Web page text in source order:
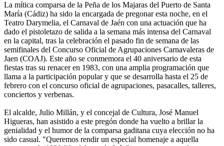
La mítica comparsa de la Peña de los Majaras del Puerto de Santa
María (Cádiz) ha sido la encargada de pregonar esta noche, en el
Teatro Darymelia, el Carnaval de Jaén con una actuación que ha
dado el pistoletazo de salida a la semana más intensa del Carnaval
en la capital, tras la celebración el pasado fin de semana de las
semifinales del Concurso Oficial de Agrupaciones Carnavaleras de
Jaen (COAJ). Este año se conmemora el 40 aniversario de esta
fiestas tras su renacer en 1983, con una amplia programación que
llama a la participación popular y que se desarrolla hasta el 25 de
febrero con el concurso oficial de agrupaciones, pasacalles, talleres,
conciertos y verbenas.
El alcalde, Julio Millán, y el concejal de Cultura, José Manuel
Higueras, han asistido a este pregón donde ha vuelto a brillar la
genialidad y el humor de la comparsa gaditana cuya elección no ha
sido casual. "Queremos rendir un especial homenaje a aquella